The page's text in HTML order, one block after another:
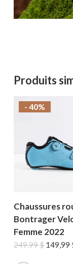
Produits
- 40%
Chaussures
Bontrager
Femme 2022
249,99$ Le
149,99